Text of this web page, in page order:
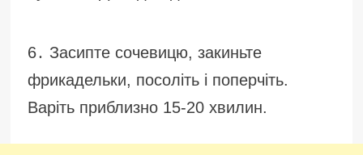
6․ Засипте сочевицю, закиньте
фрикадельки, посоліть і поперчіть.
Варіть приблизно 15-20 хвилин.